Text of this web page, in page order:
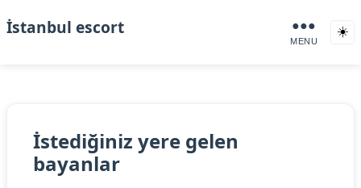
İstanbul escort ●●●
MENU
☀️
İstediğiniz yere gelen
bayanlar